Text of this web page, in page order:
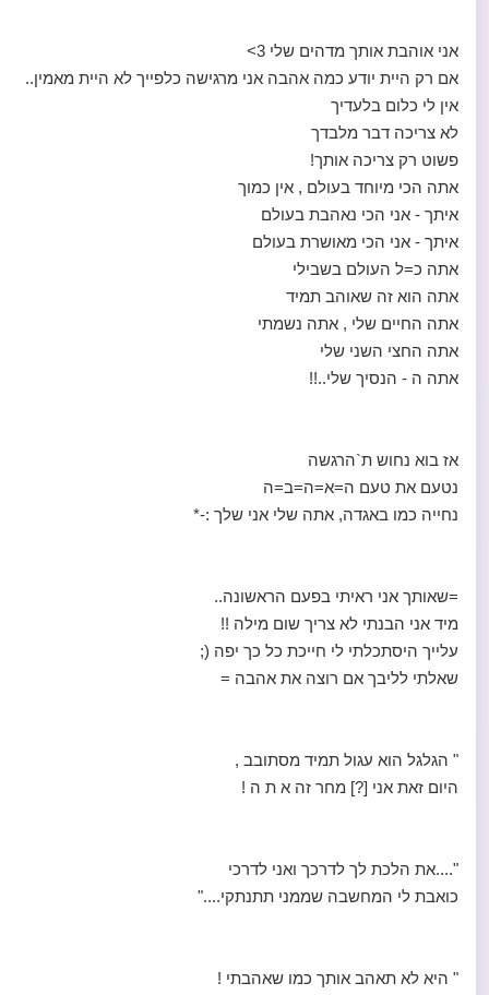
אני אוהבת אותך מדהים שלי 3>
אם רק היית יודע כמה אהבה אני מרגישה כלפייך לא היית מאמין..
אין לי כלום בלעדיך
לא צריכה דבר מלבדך
פשוט רק צריכה אותך!
אתה הכי מיוחד בעולם , אין כמוך
איתך - אני הכי נאהבת בעולם
איתך - אני הכי מאושרת בעולם
אתה כ=ל העולם בשבילי
אתה הוא זה שאוהב תמיד
אתה החיים שלי , אתה נשמתי
אתה החצי השני שלי
אתה ה - הנסיך שלי..!!
אז בוא נחוש ת`הרגשה
נטעם את טעם ה=א=ה=ב=ה
נחייה כמו באגדה, אתה שלי אני שלך :-*
=שאותך אני ראיתי בפעם הראשונה..
מיד אני הבנתי לא צריך שום מילה !!
עלייך היסתכלתי לי חייכת כל כך יפה (;
שאלתי לליבך אם רוצה את אהבה =
" הגלגל הוא עגול תמיד מסתובב ,
היום זאת אני [?] מחר זה א ת ה !
"....את הלכת לך לדרכך ואני לדרכי
כואבת לי המחשבה שממני תתנתקי...."
" היא לא תאהב אותך כמו שאהבתי !